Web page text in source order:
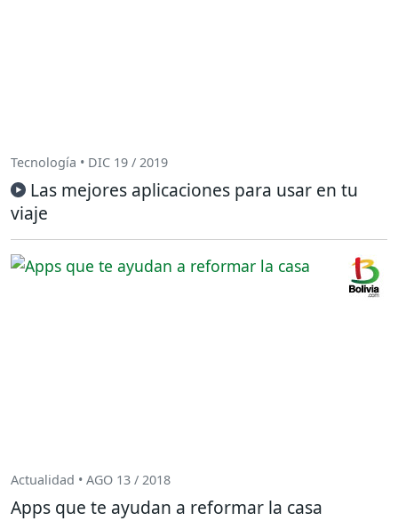
Tecnología • DIC 19 / 2019
Las mejores aplicaciones para usar en tu
viaje
Actualidad • AGO 13 / 2018
Apps que te ayudan a reformar la casa